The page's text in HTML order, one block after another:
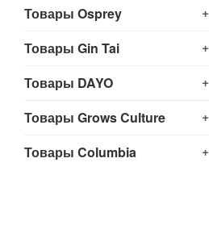
+
Товары Osprey
+
Товары Gin Tai
+
Товары DAYO
+
Товары Grows Culture
+
Товары Columbia